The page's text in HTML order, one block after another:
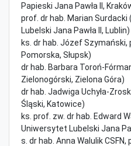
Papieski Jana Pawła II,
prof. dr hab. Marian
Lubelski Jana Pawła II, Lublin)
ks. dr hab. Józef Szymański,
Pomorska, Słupsk)
dr hab. Barbara Toroń-
Zielonogórski, Zielona Góra)
dr hab. Jadwiga Uchyła-
Śląski, Katowice)
ks. prof. zw. dr hab. Edward
Uniwersytet Lubelski Jana
s. dr hab. Anna Walulik